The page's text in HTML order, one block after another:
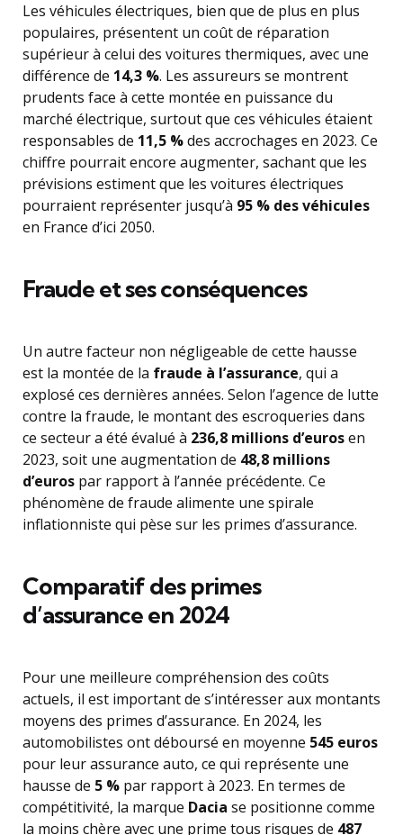
Les véhicules électriques, bien que de plus en plus
populaires, présentent un coût de réparation
supérieur à celui des voitures thermiques, avec une
différence de 14,3 %. Les assureurs se montrent
prudents face à cette montée en puissance du
marché électrique, surtout que ces véhicules étaient
responsables de 11,5 %des accrochages en 2023. Ce
chiffre pourrait encore augmenter, sachant que les
prévisions estiment que les voitures électriques
pourraient représenter jusqu’à 95 % des véhicules
en France d’ici 2050.
Fraude et ses conséquences
Un autre facteur non négligeable de cette hausse
est la montée de la fraude à l’assurance, qui a
explosé ces dernières années. Selon l’agence de lutte
contre la fraude, le montant des escroqueries dans
ce secteur a été évalué à 236,8 millions d’eurosen
2023, soit une augmentation de 48,8 millions
d’euros par rapport à l’année précédente. Ce
phénomène de fraude alimente une spirale
inflationniste qui pèse sur les primes d’assurance.
Comparatif des primes
d’assurance en 2024
Pour une meilleure compréhension des coûts
actuels, il est important de s’intéresser aux montants
moyens des primes d’assurance. En 2024, les
automobilistes ont déboursé en moyenne 545 euros
pour leur assurance auto, ce qui représente une
hausse de 5 % par rapport à 2023. En termes de
compétitivité, la marque Dacia se positionne comme
la moins chère avec une prime tous risques de 487